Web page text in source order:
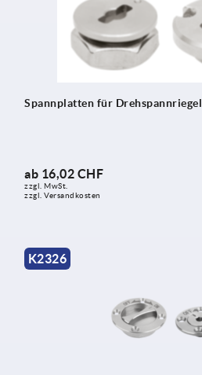
Spannplatten für Drehspannriegel
ab 16,02 CHF
zzgl. MwSt.
zzgl. Versandkosten
K2326